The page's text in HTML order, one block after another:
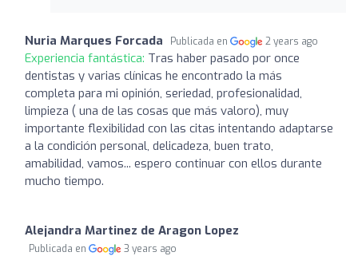
Nuria Marques Forcada Publicada en 2 years ago
Experiencia fantástica: Tras haber pasado por once
dentistas y varias clínicas he encontrado la más
completa para mi opinión, seriedad, profesionalidad,
limpieza ( una de las cosas que más valoro), muy
importante flexibilidad con las citas intentando adaptarse
a la condición personal, delicadeza, buen trato,
amabilidad, vamos... espero continuar con ellos durante
mucho tiempo.
Alejandra Martinez de Aragon Lopez
Publicada en 3 years ago